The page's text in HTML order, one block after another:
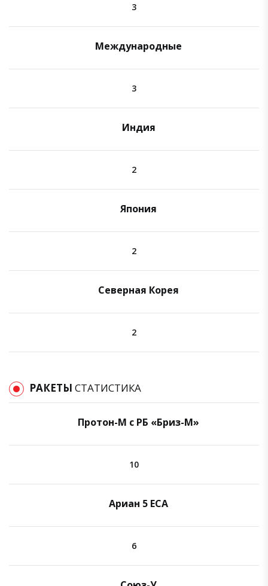
3
Международные
3
Индия
2
Япония
2
Северная Корея
2
РАКЕТЫ СТАТИСТИКА
Протон-М с РБ «Бриз-М»
10
Ариан 5 ECA
6